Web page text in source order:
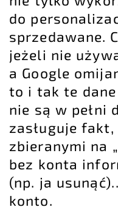
do
sprzedawane.
jeżeli nie
a Google
to i tak te
nie są w pełni
zasługuje
zbieranymi na
bez konta
(np. ja
konto.